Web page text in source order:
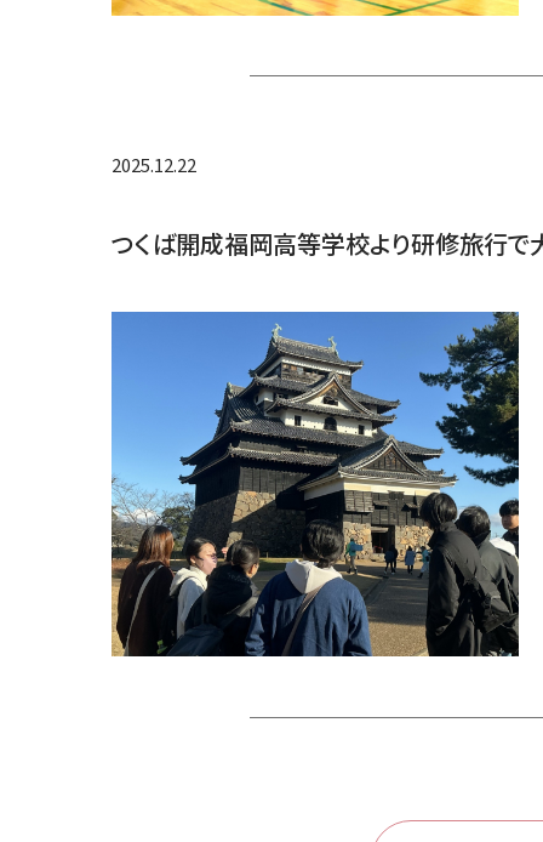
2025.12.22
つくば開成福岡高等学校より研修旅行で